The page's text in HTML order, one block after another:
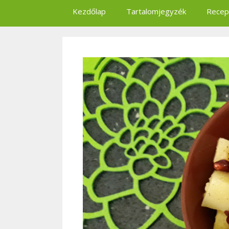
Kezdőlap Tartalomjegyzék